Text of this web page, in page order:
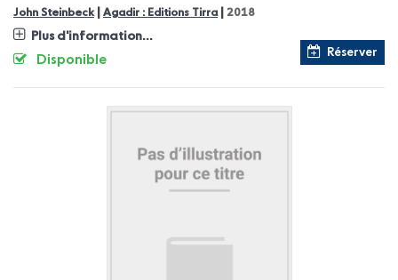
John Steinbeck Agadir : Editions Tirra| 2018
Plus d'information...
Réserver
Disponible